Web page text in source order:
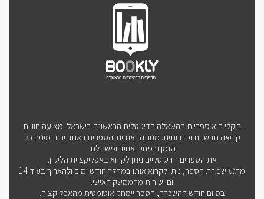
בוקלי היא ספריית ההשאלה הדיגיטלית הראשונה בישראל ומציעה חוויית
קריאה חדשנית וידידותית. מגוון הז'אנרים והספרים באתר יהיו זמינים כל
הזמן ובמחיר אחיד ומשתלם!
את הספרים הדיגיטליים ניתן לקרוא באפליקציית הליקון.
מרגע שכירת הספר, ניתן לקרוא אותו במהלך חודש ימים ולהאריך בעוד 14
יום ישירות מהממשק האישי.
בסיום חודש ההשכרה, הספר יימחק אוטומטית מהאפליקציה.